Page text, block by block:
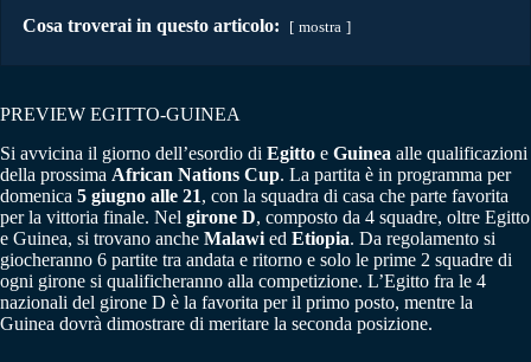
Cosa troverai in questo articolo: mostra
PREVIEW EGITTO-GUINEA
Si avvicina il giorno dell’esordio di Egitto e Guinea alle qualificazioni
della prossima African Nations Cup. La partita è in programma per
domenica 5 giugno alle 21, con la squadra di casa che parte favorita
per la vittoria finale. Nel girone D, composto da 4 squadre, oltre Egitto
e Guinea, si trovano anche Malawi ed Etiopia. Da regolamento si
giocheranno 6 partite tra andata e ritorno e solo le prime 2 squadre di
ogni girone si qualificheranno alla competizione. L’Egitto fra le 4
nazionali del girone D è la favorita per il primo posto, mentre la
Guinea dovrà dimostrare di meritare la seconda posizione.